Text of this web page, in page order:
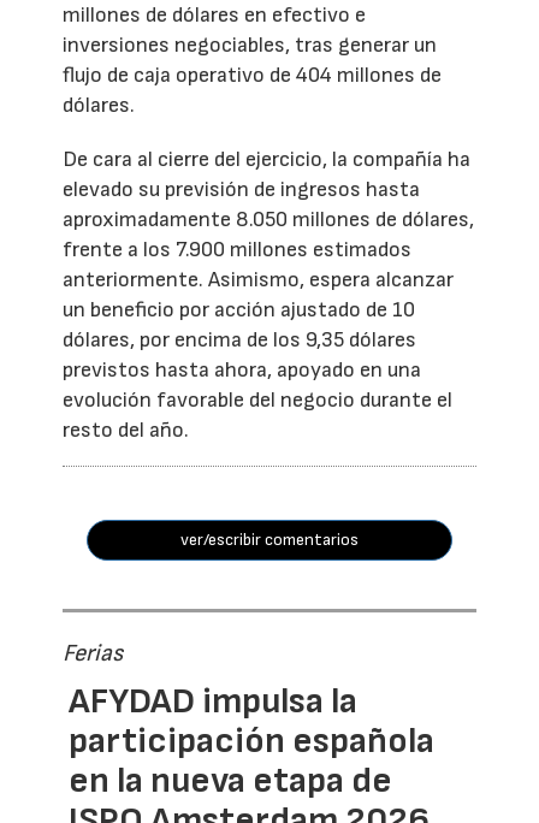
millones de dólares en efectivo e
inversiones negociables, tras generar un
flujo de caja operativo de 404 millones de
dólares.
De cara al cierre del ejercicio, la compañía ha
elevado su previsión de ingresos hasta
aproximadamente 8.050 millones de dólares,
frente a los 7.900 millones estimados
anteriormente. Asimismo, espera alcanzar
un beneficio por acción ajustado de 10
dólares, por encima de los 9,35 dólares
previstos hasta ahora, apoyado en una
evolución favorable del negocio durante el
resto del año.
ver/escribir comentarios
Ferias
AFYDAD impulsa la
participación española
en la nueva etapa de